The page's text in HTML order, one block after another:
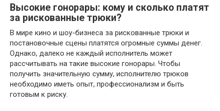
Высокие гонорары: кому и сколько платят
за рискованные трюки?
В мире кино и шоу-бизнеса за рискованные трюки и
постановочные сцены платятся огромные суммы денег.
Однако, далеко не каждый исполнитель может
рассчитывать на такие высокие гонорары. Чтобы
получить значительную сумму, исполнителю трюков
необходимо иметь опыт, профессионализм и быть
готовым к риску.